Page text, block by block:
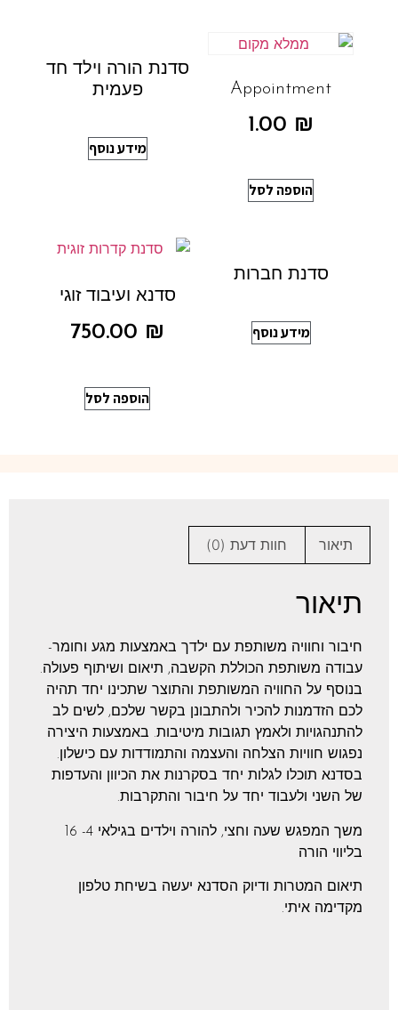
Appointment
1.00 ₪
הוספה לסל
סדנת הורה וילד חד
פעמית
מידע נוסף
סדנת חברות
מידע נוסף
סדנא ועיבוד זוגי
750.00 ₪
הוספה לסל
תיאור חוות דעת (0)
תיאור
חיבור וחוויה משותפת עם ילדך באמצעות מגע וחומר-
עבודה משותפת הכוללת הקשבה, תיאום ושיתוף פעולה.
בנוסף על החוויה המשותפת והתוצר שתכינו יחד תהיה
לכם הזדמנות להכיר ולהתבונן בקשר שלכם, לשים לב
להתנהגויות ולאמץ תגובות מיטיבות. באמצעות היצירה
נפגוש חוויות הצלחה והעצמה והתמודדות עם כישלון.
בסדנא תוכלו לגלות יחד בסקרנות את הכיוון והעדפות
של השני ולעבוד יחד על חיבור והתקרבות.
משך המפגש שעה וחצי, להורה וילדים בגילאי 4- 16
בליווי הורה
תיאום המטרות ודיוק הסדנא יעשה בשיחת טלפון
מקדימה איתי.